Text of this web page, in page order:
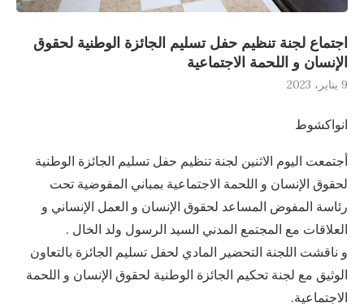
اجتماع لجنة تنظيم حفل تسليم الجائزة الوطنية لحقوق
الإنسان و اللحمة الاجتماعية
9 يناير، 2023
انواكشوط
أجتمعت اليوم الاثنين لجنة تنظيم حفل تسليم الجائزة الوطنية
لحقوق الإنسان و اللحمة الاجتماعية بمباني المفوضية تحت
رئاسة المفوض المساعد لحقوق الإنسان و العمل الإنساني و
العلاقات مع المجتمع المدني السيد الرسول ولد الخال .
و ناقشت اللجنة التحضير المادي لحفل تسليم الجائزة بالتعاون
الوثيق مع لجنة تحكيم الجائزة الوطنية لحقوق الإنسان و اللحمة
الاجتماعية.